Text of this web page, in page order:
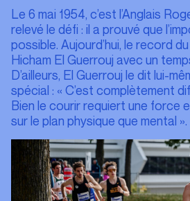
Le 6 mai 1954, c’est l’Anglais
relevé le défi : il a prouvé que
possible. Aujourd’hui, le record
Hicham El Guerrouj avec un
D’ailleurs, El Guerrouj le dit lui-
spécial : « C’est complètement
Bien le courir requiert une force
sur le plan physique que mental ».